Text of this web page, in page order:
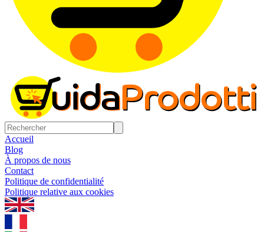
Accueil
Blog
À propos de nous
Contact
Politique de confidentialité
Politique relative aux cookies